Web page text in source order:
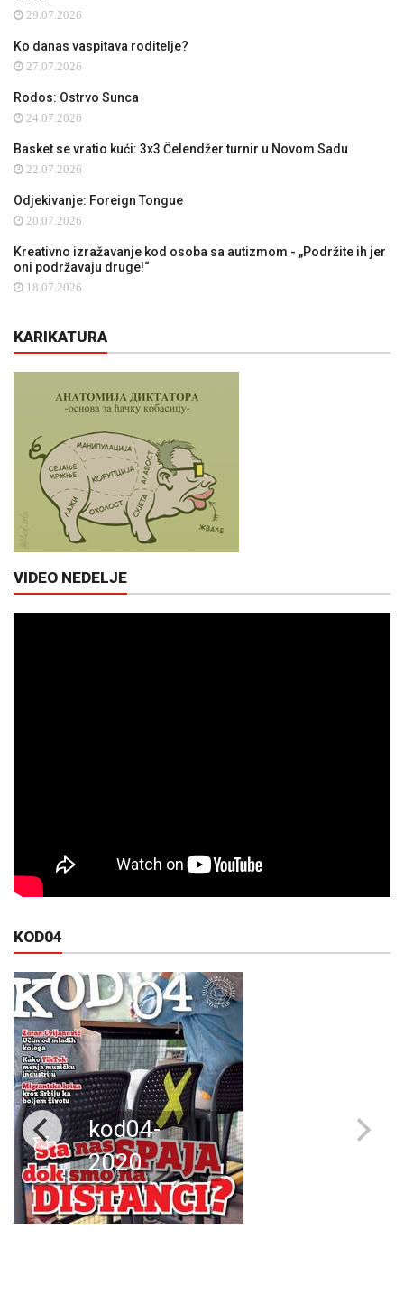
29.07.2026
Ko danas vaspitava roditelje?
27.07.2026
Rodos: Ostrvo Sunca
24.07.2026
Basket se vratio kući: 3x3 Čelendžer turnir u Novom Sadu
22.07.2026
Odjekivanje: Foreign Tongue
20.07.2026
Kreativno izražavanje kod osoba sa autizmom - „Podržite ih jer
oni podržavaju druge!“
18.07.2026
KARIKATURA
VIDEO NEDELJE
KOD04
kod04-
2020